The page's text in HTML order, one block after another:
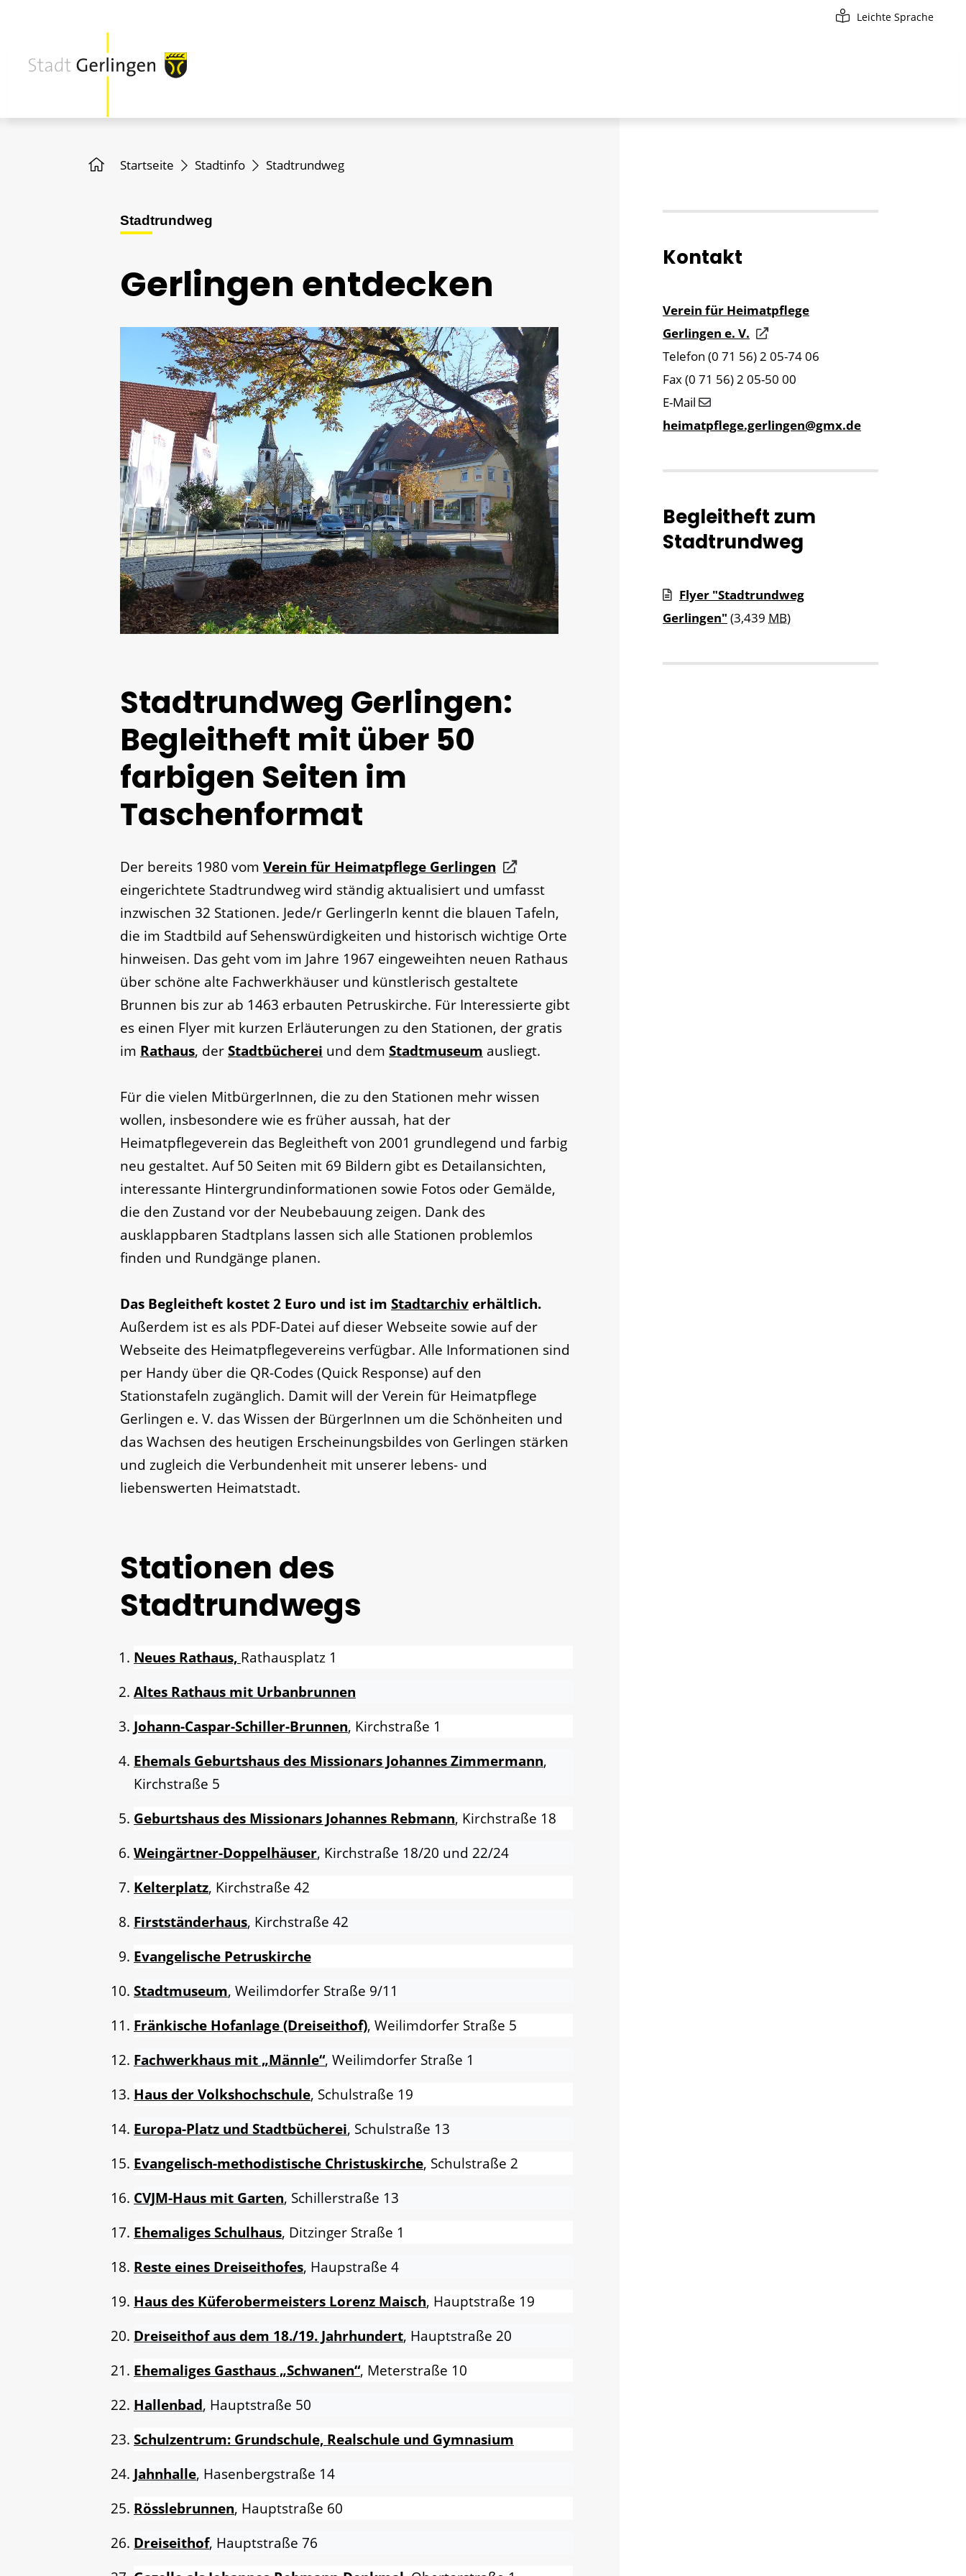
Leichte Sprache
Startseite Stadtinfo Stadtrundweg
Stadtrundweg
Gerlingen entdecken
Stadtrundweg Gerlingen:
Begleitheft mit über 50
farbigen Seiten im
Taschenformat
Der bereits 1980 vom Verein für Heimatpflege Gerlingen
eingerichtete Stadtrundweg wird ständig aktualisiert und umfasst
inzwischen 32 Stationen. Jede/r GerlingerIn kennt die blauen Tafeln,
die im Stadtbild auf Sehenswürdigkeiten und historisch wichtige Orte
hinweisen. Das geht vom im Jahre 1967 eingeweihten neuen Rathaus
über schöne alte Fachwerkhäuser und künstlerisch gestaltete
Brunnen bis zur ab 1463 erbauten Petruskirche. Für Interessierte gibt
es einen Flyer mit kurzen Erläuterungen zu den Stationen, der gratis
im Rathaus, derStadtbücherei und dem Stadtmuseum ausliegt.
Für die vielen MitbürgerInnen, die zu den Stationen mehr wissen
wollen, insbesondere wie es früher aussah, hat der
Heimatpflegeverein das Begleitheft von 2001 grundlegend und farbig
neu gestaltet. Auf 50 Seiten mit 69 Bildern gibt es Detailansichten,
interessante Hintergrundinformationen sowie Fotos oder Gemälde,
die den Zustand vor der Neubebauung zeigen. Dank des
ausklappbaren Stadtplans lassen sich alle Stationen problemlos
finden und Rundgänge planen.
Das Begleitheft kostet 2 Euro und ist im Stadtarchiv erhältlich.
Außerdem ist es als PDF-Datei auf dieser Webseite sowie auf der
Webseite des Heimatpflegevereins verfügbar. Alle Informationen sind
per Handy über die QR-Codes (Quick Response) auf den
Stationstafeln zugänglich. Damit will der Verein für Heimatpflege
Gerlingen e. V. das Wissen der BürgerInnen um die Schönheiten und
das Wachsen des heutigen Erscheinungsbildes von Gerlingen stärken
und zugleich die Verbundenheit mit unserer lebens- und
liebenswerten Heimatstadt.
Stationen des
Stadtrundwegs
Neues Rathaus, Rathausplatz 1
Altes Rathaus mit Urbanbrunnen
Johann-Caspar-Schiller-Brunnen, Kirchstraße 1
Ehemals Geburtshaus des Missionars Johannes Zimmermann,
Kirchstraße 5
Geburtshaus des Missionars Johannes Rebmann, Kirchstraße 18
Weingärtner-Doppelhäuser, Kirchstraße 18/20 und 22/24
Kelterplatz, Kirchstraße 42
Firstständerhaus, Kirchstraße 42
Evangelische Petruskirche
Stadtmuseum, Weilimdorfer Straße 9/11
Fränkische Hofanlage (Dreiseithof), Weilimdorfer Straße 5
Fachwerkhaus mit „Männle“, Weilimdorfer Straße 1
Haus der Volkshochschule, Schulstraße 19
Europa-Platz und Stadtbücherei, Schulstraße 13
Evangelisch-methodistische Christuskirche, Schulstraße 2
CVJM-Haus mit Garten, Schillerstraße 13
Ehemaliges Schulhaus, Ditzinger Straße 1
Reste eines Dreiseithofes, Haupstraße 4
Haus des Küferobermeisters Lorenz Maisch, Hauptstraße 19
Dreiseithof aus dem 18./19. Jahrhundert, Hauptstraße 20
Ehemaliges Gasthaus „Schwanen“, Meterstraße 10
Hallenbad, Hauptstraße 50
Schulzentrum: Grundschule, Realschule und Gymnasium
Jahnhalle, Hasenbergstraße 14
Rösslebrunnen, Hauptstraße 60
Dreiseithof, Hauptstraße 76
Kontakt
Verein für Heimatpflege
Gerlingen e. V.
Telefon (0 71 56) 2 05-74 06
Fax (0 71 56) 2 05-50 00
E-Mail
heimatpflege.gerlingen@gmx.de
Begleitheft zum
Stadtrundweg
Flyer "Stadtrundweg
Gerlingen" (3,439 MB)